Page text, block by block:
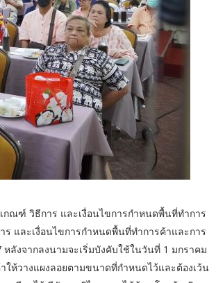
กณฑ์ วิธีการ และเงื่อนไขการกำหนดพื้นที่ทำการ
และเงื่อนไขการกำหนดพื้นที่ทำการค้าและการ
งจากลงนามจะเริ่มบังคับใช้ในวันที่ 1 มกราคม
ห้วางแผงลอยตามขนาดที่กำหนดไว้และต้องเว้น